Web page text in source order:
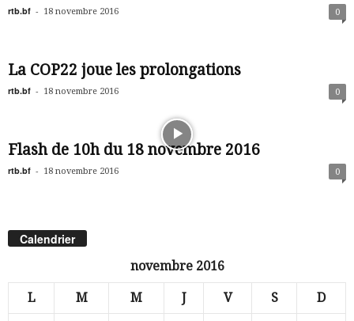
rtb.bf - 18 novembre 2016 0
La COP22 joue les prolongations
rtb.bf - 18 novembre 2016 0
Flash de 10h du 18 novembre 2016
rtb.bf - 18 novembre 2016 0
Calendrier
novembre 2016
L M M J V S D